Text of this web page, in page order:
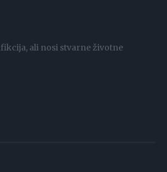
fikcija, ali nosi stvarne životne